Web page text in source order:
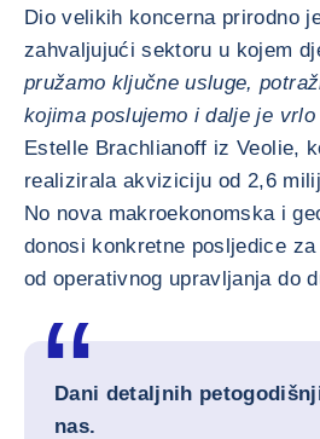
Dio velikih koncerna prirodno
zahvaljujući sektoru u kojem
pružamo ključne usluge,
kojima poslujemo i dalje je vrlo
Estelle Brachlianoff iz Veolie,
realizirala akviziciju od 2,6
No nova makroekonomska i
donosi konkretne posljedice
od operativnog upravljanja do
Dani detaljnih
nas.